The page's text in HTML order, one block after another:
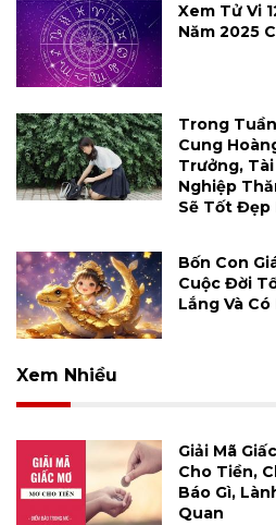
Xem Tử Vi
Năm 2025
Trong
Cung
Trưởng,
Nghiệp
Sẽ Tốt Đẹp
Bốn Con
Cuộc Đời
Lắng Và
Xem Nhiều
Giải Mã
Cho Tiền,
Báo Gì,
Quan